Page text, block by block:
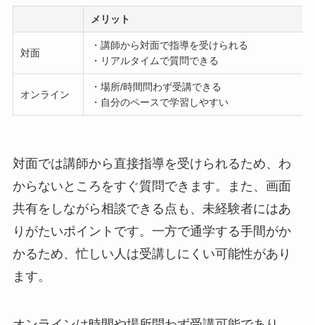
メリット
対面
・講師から対面で指導を受けられる
・リアルタイムで質問できる
オンライン
・場所/時間問わず受講できる
・自分のペースで学習しやすい
対面では講師から直接指導を受けられるため、わ
からないところをすぐ質問できます。また、画面
共有をしながら相談できる点も、未経験者にはあ
りがたいポイントです。一方で通学する手間がか
かるため、忙しい人は受講しにくい可能性があり
ます。